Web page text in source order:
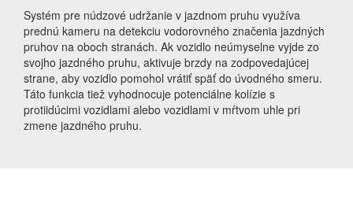
Systém pre núdzové udržanie v jazdnom pruhu využíva
prednú kameru na detekciu vodorovného značenia jazdných
pruhov na oboch stranách. Ak vozidlo neúmyselne vyjde zo
svojho jazdného pruhu, aktivuje brzdy na zodpovedajúcej
strane, aby vozidlo pomohol vrátiť späť do úvodného smeru.
Táto funkcia tiež vyhodnocuje potenciálne kolízie s
protiidúcimi vozidlami alebo vozidlami v mŕtvom uhle pri
zmene jazdného pruhu.